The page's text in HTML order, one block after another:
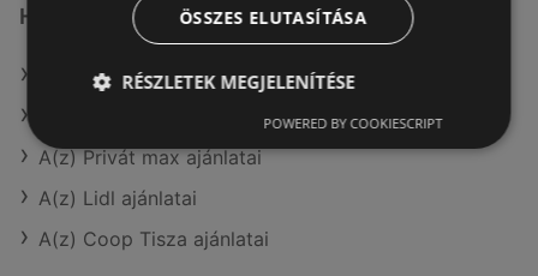
Hasonló kiskereskedők
A(z) Penny-Market Kft. ajánlatai
A(z) Privát max ajánlatai
A(z) Lidl ajánlatai
A(z) Coop Tisza ajánlatai
ÖSSZES ELUTASÍTÁSA
RÉSZLETEK MEGJELENÍTÉSE
POWERED BY COOKIESCRIPT